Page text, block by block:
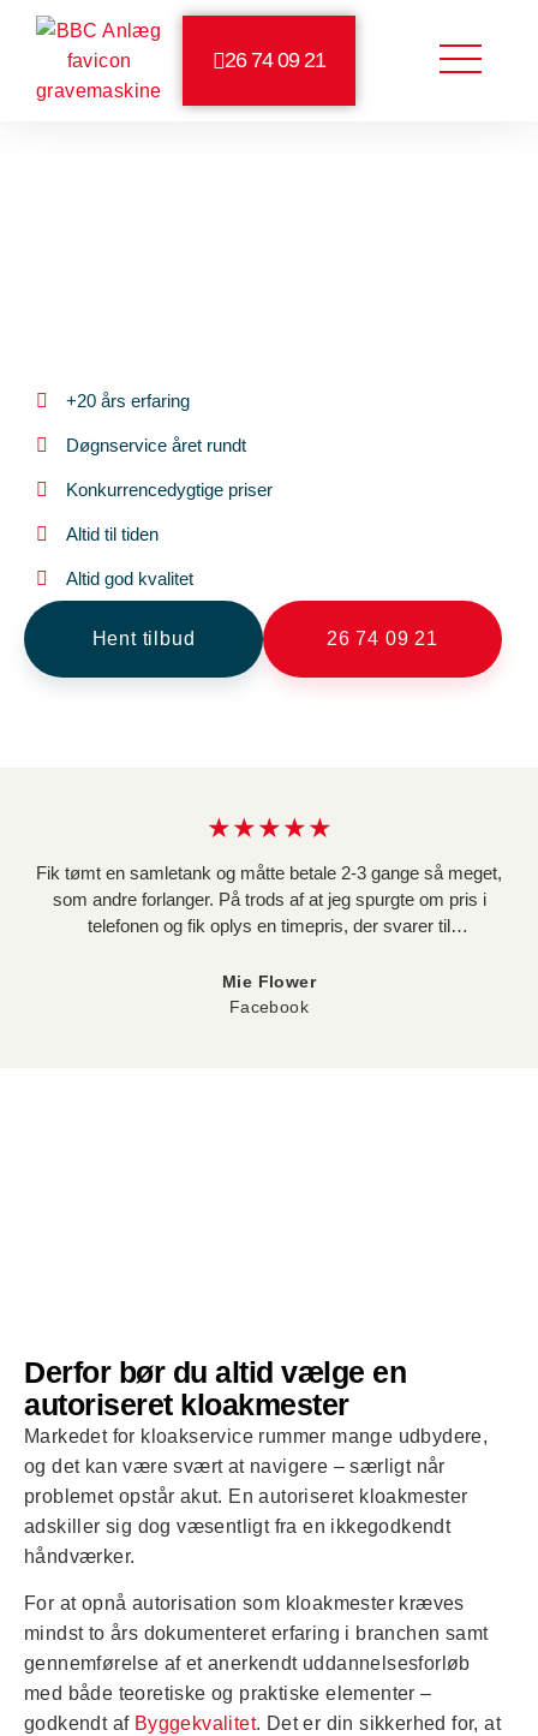
26 74 09 21
+20 års erfaring
Døgnservice året rundt
Konkurrencedygtige priser
Altid til tiden
Altid god kvalitet
Hent tilbud 26 74 09 21
★★★★★
Fik tømt en samletank og måtte betale 2-3 gange så meget,
som andre forlanger. På trods af at jeg spurgte om pris i
telefonen og fik oplys en timepris, der svarer til
tager dobbelt så lang tid om opgaven som andre, og dels fordi
de pålægger afgifter for vand og affald, hvilket udgør 1680 kr.
Mie Flower
Facebook
Derfor bør du altid vælge en
autoriseret kloakmester
Markedet for kloakservice rummer mange udbydere,
og det kan være svært at navigere – særligt når
problemet opstår akut. En autoriseret kloakmester
adskiller sig dog væsentligt fra en ikkegodkendt
håndværker.
For at opnå autorisation som kloakmester kræves
mindst to års dokumenteret erfaring i branchen samt
gennemførelse af et anerkendt uddannelsesforløb
med både teoretiske og praktiske elementer –
godkendt af Byggekvalitet. Det er din sikkerhed for, at